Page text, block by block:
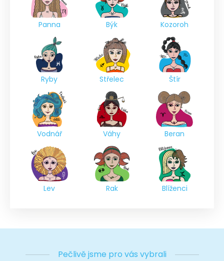
Panna Býk Kozoroh
Ryby Střelec Štír
Vodnář Váhy Beran
Lev Rak Blíženci
Pečlivě jsme pro vás vybrali